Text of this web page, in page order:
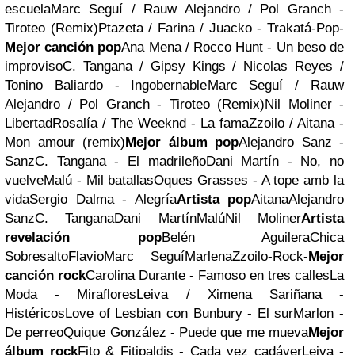
escuelaMarc Seguí / Rauw Alejandro / Pol Granch -
Tiroteo (Remix)Ptazeta / Farina / Juacko - Trakatá-Pop-
Mejor canción popAna Mena / Rocco Hunt - Un beso de
improvisoC. Tangana / Gipsy Kings / Nicolas Reyes /
Tonino Baliardo - IngobernableMarc Seguí / Rauw
Alejandro / Pol Granch - Tiroteo (Remix)Nil Moliner -
LibertadRosalía / The Weeknd - La famaZzoilo / Aitana -
Mon amour (remix)Mejor álbum popAlejandro Sanz -
SanzC. Tangana - El madrileñoDani Martín - No, no
vuelveMalú - Mil batallasOques Grasses - A tope amb la
vidaSergio Dalma - AlegríaArtista popAitanaAlejandro
SanzC. TanganaDani MartínMalúNil MolinerArtista
revelación popBelén AguileraChica
SobresaltoFlavioMarc SeguíMarlenaZzoilo-Rock-Mejor
canción rockCarolina Durante - Famoso en tres callesLa
Moda - MirafloresLeiva / Ximena Sariñana -
HistéricosLove of Lesbian con Bunbury - El surMarlon -
De perreoQuique González - Puede que me muevaMejor
álbum rockFito & Fitipaldis - Cada vez cadáverLeiva -